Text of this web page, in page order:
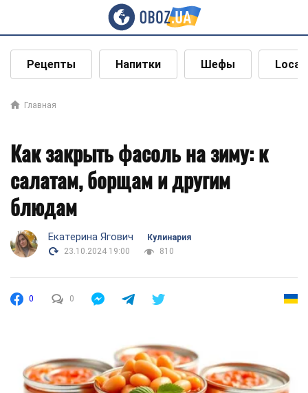
Рецепты Напитки Шефы Local
Главная
Как закрыть фасоль на зиму: к
салатам, борщам и другим
блюдам
Екатерина Ягович
Кулинария
23.10.2024 19:00
810
0 0